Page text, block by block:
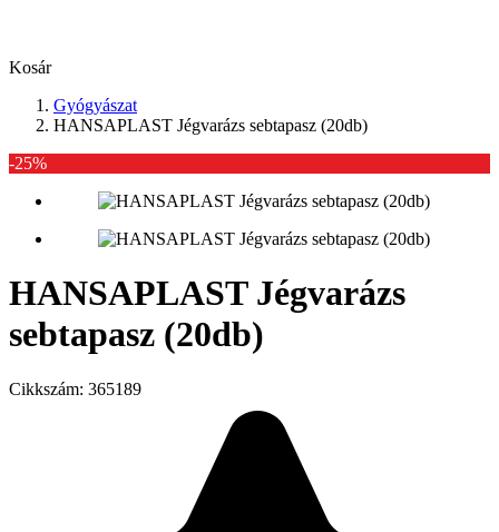
Kosár
Gyógyászat
HANSAPLAST Jégvarázs sebtapasz (20db)
-25%
HANSAPLAST Jégvarázs
sebtapasz (20db)
Cikkszám: 365189